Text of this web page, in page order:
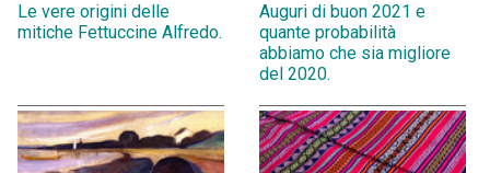
Le vere origini delle
mitiche Fettuccine Alfredo.
Auguri di buon 2021 e
quante probabilità
abbiamo che sia migliore
del 2020.